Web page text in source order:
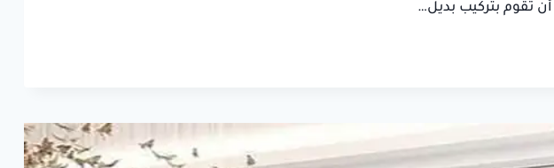
تقوم بتركيب بديل…